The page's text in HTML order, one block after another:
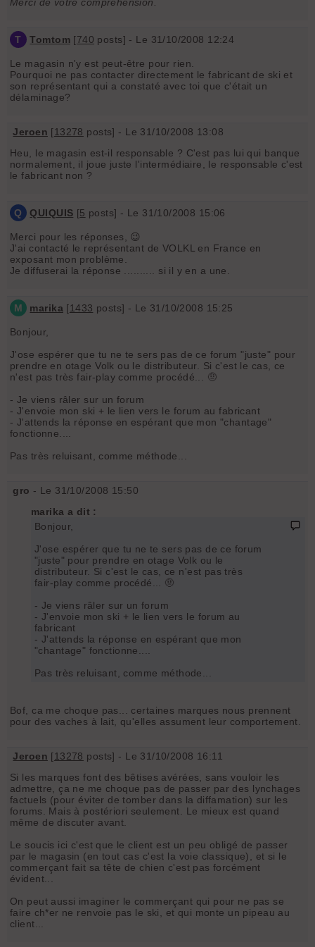
T Tomtom[740 posts] - Le 31/10/2008 12:24
Le magasin n'y est peut-être pour rien.
Pourquoi ne pas contacter directement le fabricant de ski et
son représentant qui a constaté avec toi que c'était un
délaminage?
Jeroen [13278 posts] - Le 31/10/2008 13:08
Heu, le magasin est-il responsable ? C'est pas lui qui banque
normalement, il joue juste l'intermédiaire, le responsable c'est
le fabricant non ?
Q QUIQUIS [5 posts] - Le 31/10/2008 15:06
Merci pour les réponses, 😉
J'ai contacté le représentant de VOLKL en France en
exposant mon problème.
Je diffuserai la réponse .......... si il y en a une.
M marika [1433 posts] - Le 31/10/2008 15:25
Bonjour,
J'ose espérer que tu ne te sers pas de ce forum "juste" pour
prendre en otage Volk ou le distributeur. Si c'est le cas, ce
n'est pas très fair-play comme procédé... 🤨
- Je viens râler sur un forum
- J'envoie mon ski + le lien vers le forum au fabricant
- J'attends la réponse en espérant que mon "chantage"
fonctionne....
Pas très reluisant, comme méthode...
gro - Le 31/10/2008 15:50
marika a dit :
Bonjour,
J'ose espérer que tu ne te sers pas de ce forum
"juste" pour prendre en otage Volk ou le
distributeur. Si c'est le cas, ce n'est pas très
fair-play comme procédé... 🤨
- Je viens râler sur un forum
- J'envoie mon ski + le lien vers le forum au
fabricant
- J'attends la réponse en espérant que mon
"chantage" fonctionne....
Pas très reluisant, comme méthode...
Bof, ca me choque pas... certaines marques nous prennent
pour des vaches à lait, qu'elles assument leur comportement.
Jeroen [13278 posts] - Le 31/10/2008 16:11
Si les marques font des bêtises avérées, sans vouloir les
admettre, ça ne me choque pas de passer par des lynchages
factuels (pour éviter de tomber dans la diffamation) sur les
forums. Mais à postériori seulement. Le mieux est quand
même de discuter avant.
Le soucis ici c'est que le client est un peu obligé de passer
par le magasin (en tout cas c'est la voie classique), et si le
commerçant fait sa tête de chien c'est pas forcément
évident...
On peut aussi imaginer le commerçant qui pour ne pas se
faire ch*er ne renvoie pas le ski, et qui monte un pipeau au
client...